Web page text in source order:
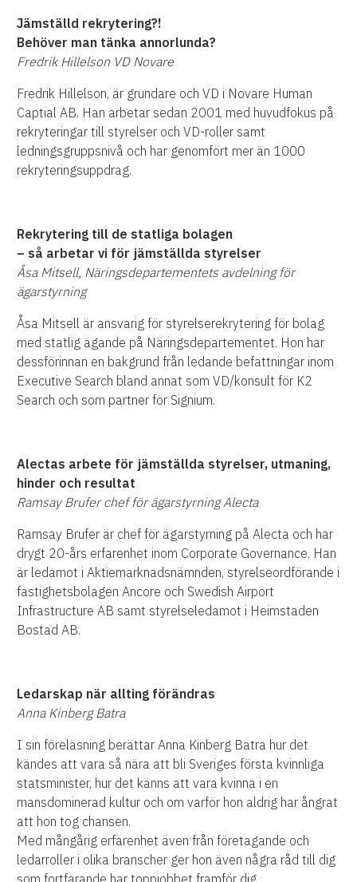
Jämställd rekrytering?!
Behöver man tänka annorlunda?
Fredrik Hillelson VD Novare
Fredrik Hillelson, är grundare och VD i Novare Human
Captial AB. Han arbetar sedan 2001 med huvudfokus på
rekryteringar till styrelser och VD-roller samt
ledningsgruppsnivå och har genomfört mer än 1000
rekryteringsuppdrag.
Rekrytering till de statliga bolagen
– så arbetar vi för jämställda styrelser
Åsa Mitsell, Näringsdepartementets avdelning för
ägarstyrning
Åsa Mitsell är ansvarig för styrelserekrytering för bolag
med statlig ägande på Näringsdepartementet. Hon har
dessförinnan en bakgrund från ledande befattningar inom
Executive Search bland annat som VD/konsult för K2
Search och som partner för Signium.
Alectas arbete för jämställda styrelser, utmaning,
hinder och resultat
Ramsay Brufer chef för ägarstyrning Alecta
Ramsay Brufer är chef för ägarstyrning på Alecta och har
drygt 20-års erfarenhet inom Corporate Governance. Han
är ledamot i Aktiemarknadsnämnden, styrelseordförande i
fastighetsbolagen Ancore och Swedish Airport
Infrastructure AB samt styrelseledamot i Heimstaden
Bostad AB.
Ledarskap när allting förändras
Anna Kinberg Batra
I sin föreläsning berättar Anna Kinberg Batra hur det
kändes att vara så nära att bli Sveriges första kvinnliga
statsminister, hur det känns att vara kvinna i en
mansdominerad kultur och om varför hon aldrig har ångrat
att hon tog chansen.
Med mångårig erfarenhet även från företagande och
ledarroller i olika branscher ger hon även några råd till dig
som fortfarande har toppjobbet framför dig.